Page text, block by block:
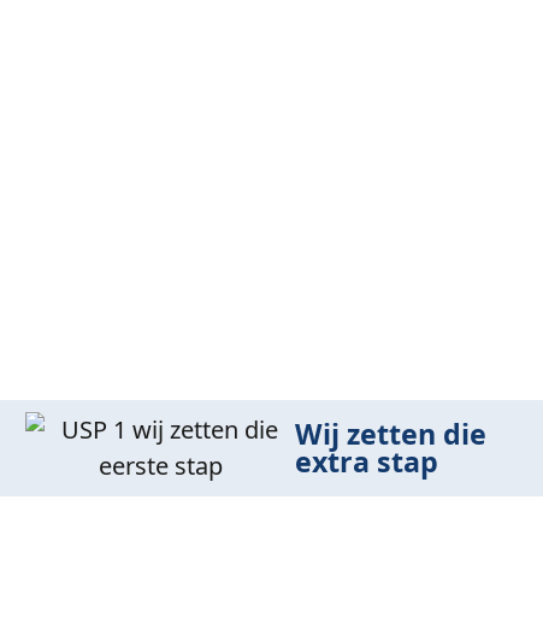
Wij zetten die
extra stap